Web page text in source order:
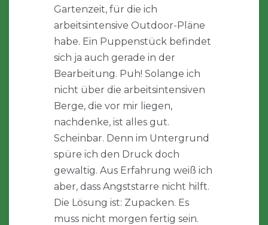
Gartenzeit, für die ich
arbeitsintensive Outdoor-Pläne
habe. Ein Puppenstück befindet
sich ja auch gerade in der
Bearbeitung. Puh! Solange ich
nicht über die arbeitsintensiven
Berge, die vor mir liegen,
nachdenke, ist alles gut.
Scheinbar. Denn im Untergrund
spüre ich den Druck doch
gewaltig. Aus Erfahrung weiß ich
aber, dass Angststarre nicht hilft.
Die Lösung ist: Zupacken. Es
muss nicht morgen fertig sein.